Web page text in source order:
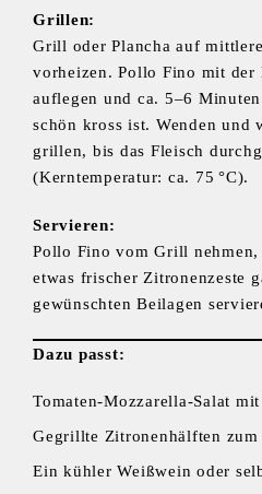
Grillen:
Grill oder Plancha auf
vorheizen. Pollo Fino mit der
auflegen und ca. 5–6
schön kross ist. Wenden und
grillen, bis das Fleisch
(Kerntemperatur: ca. 75 °C).
Servieren:
Pollo Fino vom Grill
etwas frischer Zitronenzeste
gewünschten Beilagen
Dazu passt:
Tomaten-Mozzarella-Salat
Gegrillte Zitronenhälften zum
Ein kühler Weißwein oder